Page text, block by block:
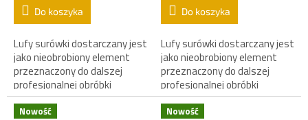
Do koszyka
Lufy surówki dostarczany jest
jako nieobrobiony element
przeznaczony do dalszej
profesjonalnej obróbki
rusznikarskiej.
Do koszyka
Lufy surówki dostarczany jest
jako nieobrobiony element
przeznaczony do dalszej
profesjonalnej obróbki
rusznikarskiej.
Nowość
Nowość